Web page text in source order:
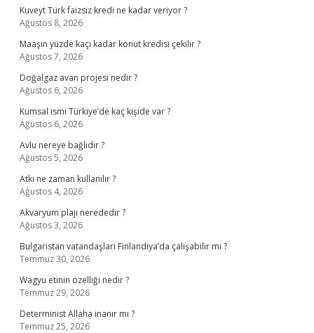
Kuveyt Türk faizsiz kredi ne kadar veriyor ?
Ağustos 8, 2026
Maaşın yüzde kaçı kadar konut kredisi çekilir ?
Ağustos 7, 2026
Doğalgaz avan projesi nedir ?
Ağustos 6, 2026
Kumsal ismi Türkiye’de kaç kişide var ?
Ağustos 6, 2026
Avlu nereye bağlıdır ?
Ağustos 5, 2026
Atkı ne zaman kullanılır ?
Ağustos 4, 2026
Akvaryum plajı nerededir ?
Ağustos 3, 2026
Bulgaristan vatandaşları Finlandiya’da çalışabilir mi ?
Temmuz 30, 2026
Wagyu etinin özelliği nedir ?
Temmuz 29, 2026
Determinist Allaha inanır mı ?
Temmuz 25, 2026